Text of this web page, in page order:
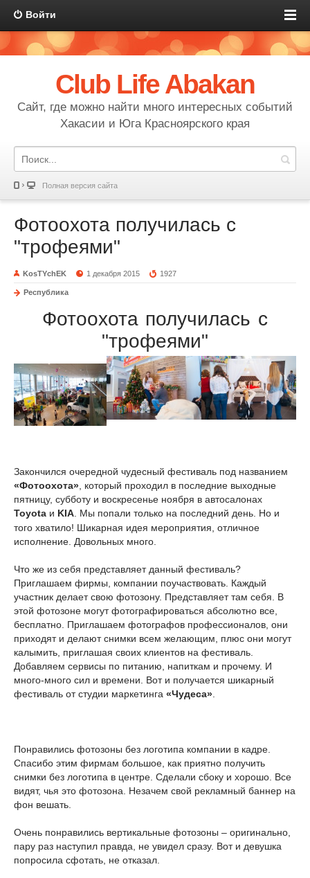
Войти
Club Life Abakan
Сайт, где можно найти много интересных событий
Хакасии и Юга Красноярского края
Полная версия сайта
Фотоохота получилась с
"трофеями"
KosTYchEK 1 декабря 2015 1927
Республика
Фотоохота получилась с
"трофеями"
Закончился очередной чудесный фестиваль под названием
«Фотоохота» , который проходил в последние выходные
пятницу, субботу и воскресенье ноября в автосалонах
Toyota и KIA . Мы попали только на последний день. Но и
того хватило! Шикарная идея мероприятия, отличное
исполнение. Довольных много.
Что же из себя представляет данный фестиваль?
Приглашаем фирмы, компании поучаствовать. Каждый
участник делает свою фотозону. Представляет там себя. В
этой фотозоне могут фотографироваться абсолютно все,
бесплатно. Приглашаем фотографов профессионалов, они
приходят и делают снимки всем желающим, плюс они могут
калымить, приглашая своих клиентов на фестиваль.
Добавляем сервисы по питанию, напиткам и прочему. И
много-много сил и времени. Вот и получается шикарный
фестиваль от студии маркетинга «Чудеса»
Понравились фотозоны без логотипа компании в кадре.
Спасибо этим фирмам большое, как приятно получить
снимки без логотипа в центре. Сделали сбоку и хорошо. Все
видят, чья это фотозона. Незачем свой рекламный баннер на
фон вешать.
Очень понравились вертикальные фотозоны – оригинально,
пару раз наступил правда, не увидел сразу. Вот и девушка
попросила сфотать, не отказал.